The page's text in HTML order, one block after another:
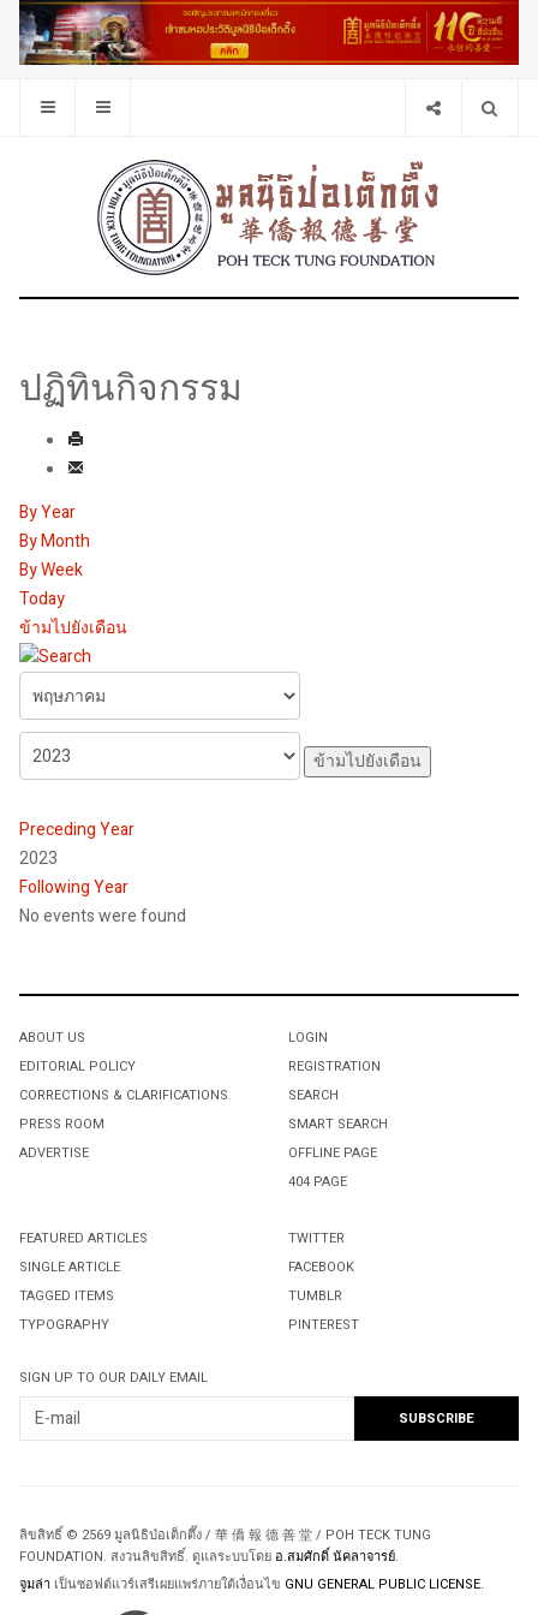
ปฏิทินกิจกรรม
By Year
By Month
By Week
Today
ข้ามไปยังเดือน
ข้ามไปยังเดือน
Preceding Year
2023
Following Year
No events were found
ABOUT US
EDITORIAL POLICY
CORRECTIONS & CLARIFICATIONS
PRESS ROOM
ADVERTISE
LOGIN
REGISTRATION
SEARCH
SMART SEARCH
OFFLINE PAGE
404 PAGE
FEATURED ARTICLES
SINGLE ARTICLE
TAGGED ITEMS
TYPOGRAPHY
TWITTER
FACEBOOK
TUMBLR
PINTEREST
SIGN UP TO OUR DAILY EMAIL
ลิขสิทธิ์ © 2569 มูลนิธิป่อเต็กตึ๊ง / 華 僑 報 德 善 堂 / POH TECK TUNG
FOUNDATION. สงวนลิขสิทธิ์. ดูแลระบบโดย อ.สมศักดิ์ นัคลาจารย์.
จูมล่า เป็นซอฟต์แวร์เสรีเผยแพร่ภายใต้เงื่อนไข GNU GENERAL PUBLIC LICENSE.